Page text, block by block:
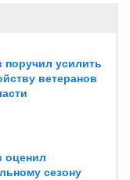
усилить
ветеранов
оценил
сезону